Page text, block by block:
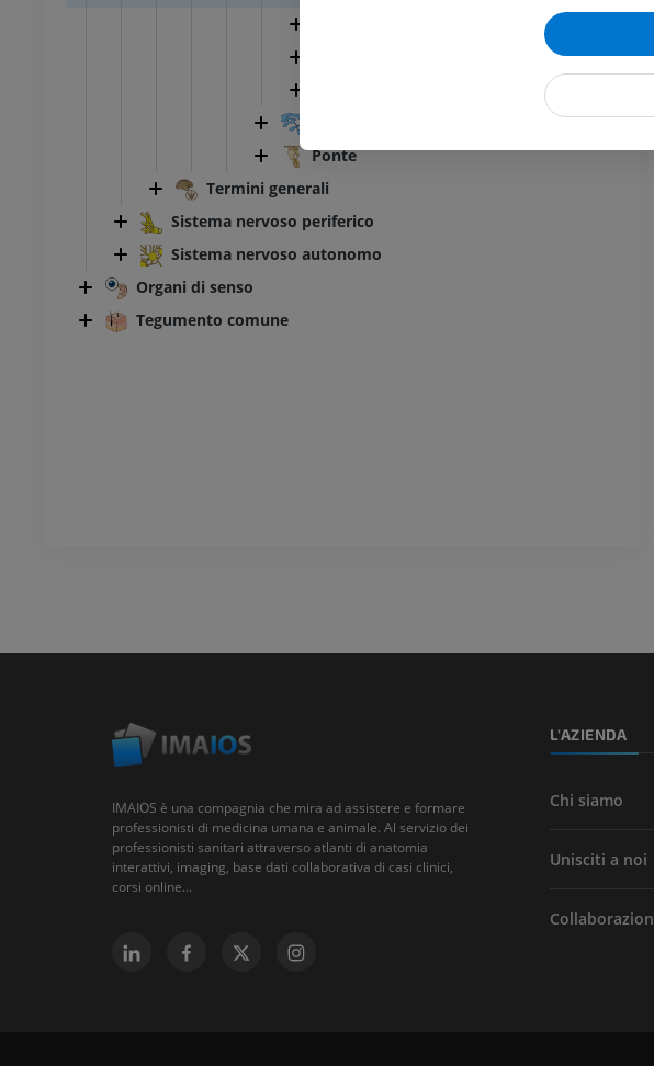
Ponte
Termini generali
Sistema nervoso periferico
Sistema nervoso autonomo
Organi di senso
Tegumento comune
RM
PREMIUM
IMAIOS è una compagnia che mira ad assistere e formare
professionisti di medicina umana e animale. Al servizio dei
professionisti sanitari attraverso atlanti di anatomia
interattivi, imaging, base dati collaborativa di casi clinici,
corsi online...
L'AZIENDA
Chi siamo
Unisciti a noi